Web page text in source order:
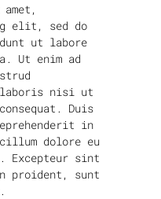
elit, sed do
ut labore
Ut enim ad
laboris nisi ut
Duis
in
dolore eu
sint
proident, sunt